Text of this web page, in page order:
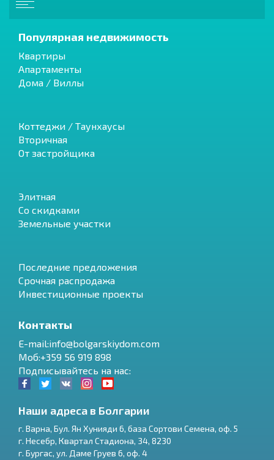
Популярная недвижимость
Квартиры
Апартаменты
Дома / Виллы
Коттеджи / Таунхаусы
Вторичная
От застройщика
Элитная
Со скидками
Земельные участки
Последние предложения
Срочная распродажа
Инвестиционные проекты
Контакты
E-mail:info@bolgarskiydom.com
Моб:+359 56 919 898
Подписывайтесь на нас:
Наши адреса в Болгарии
г. Варна, Бул. Ян Хунияди 6, база Сортови Семена, оф. 5
г. Несебр, Квартал Стадиона, 34, 8230
г. Бургас, ул. Даме Груев 6, оф. 4